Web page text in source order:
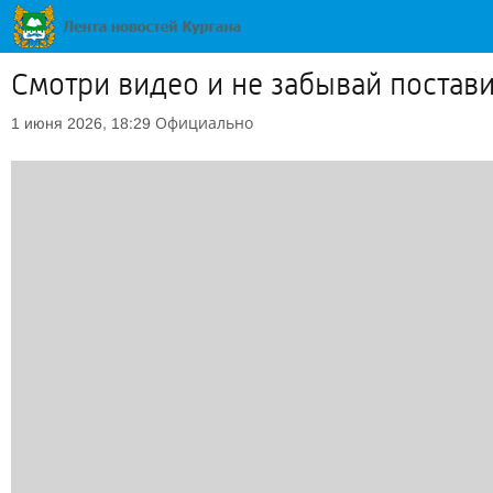
Смотри видео и не забывай
1 июня 2026, 18:29 Официально